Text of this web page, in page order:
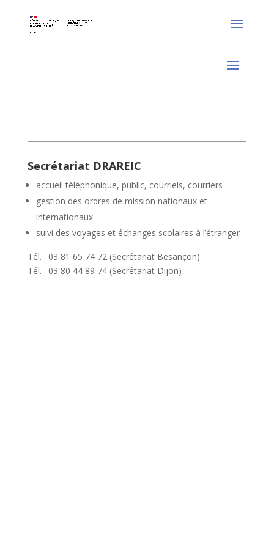
Secrétariat DRAREIC
accueil téléphonique, public, courriels, courriers
gestion des ordres de mission nationaux et
internationaux
suivi des voyages et échanges scolaires à l’étranger
Tél. : 03 81 65 74 72 (Secrétariat Besançon)
Tél. : 03 80 44 89 74 (Secrétariat Dijon)